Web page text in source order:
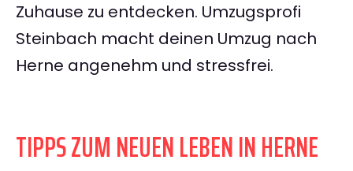
Zuhause zu entdecken. Umzugsprofi
Steinbach macht deinen Umzug nach
Herne angenehm und stressfrei.
TIPPS ZUM NEUEN LEBEN IN HERNE